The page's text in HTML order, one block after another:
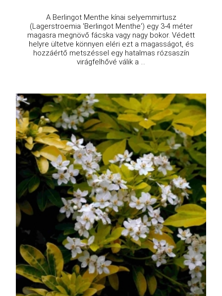
A Berlingot Menthe kínai selyemmirtusz
(Lagerstroemia 'Berlingot Menthe') egy 3-4 méter
magasra megnövő fácska vagy nagy bokor. Védett
helyre ültetve könnyen eléri ezt a magasságot, és
hozzáértő metszéssel egy hatalmas rózsaszín
virágfelhővé válik a ...